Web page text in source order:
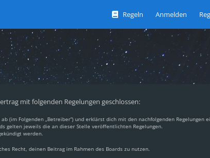
Regeln Anmelden
mit folgenden Regelungen geschlossen:
(im Folgenden „Betreiber“) und erklärst dich mit den nachfolgenden Regelungen
gelten jeweils die an dieser Stelle veröffentlichten Regelungen.
werden.
Recht, deinen Beitrag im Rahmen des Boards zu nutzen.